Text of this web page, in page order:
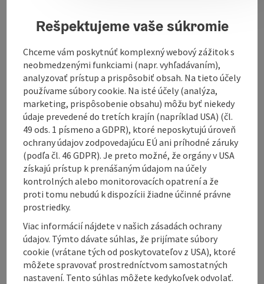
Contact
Opening hours
Equipment
Prices
Arrival
Suitability
Rešpektujeme vaše súkromie
Chceme vám poskytnúť komplexný webový zážitok s
neobmedzenými funkciami (napr. vyhľadávaním),
analyzovať prístup a prispôsobiť obsah. Na tieto účely
používame súbory cookie. Na isté účely (analýza,
marketing, prispôsobenie obsahu) môžu byť niekedy
údaje prevedené do tretích krajín (napríklad USA) (čl.
49 ods. 1 písmeno a GDPR), ktoré neposkytujú úroveň
ochrany údajov zodpovedajúcu EÚ ani príhodné záruky
(podľa čl. 46 GDPR). Je preto možné, že orgány v USA
získajú prístup k prenášaným údajom na účely
kontrolných alebo monitorovacích opatrení a že
proti tomu nebudú k dispozícii žiadne účinné právne
prostriedky.
Viac informácií nájdete v našich zásadách ochrany
údajov. Týmto dávate súhlas, že prijímate súbory
cookie (vrátane tých od poskytovateľov z USA), ktoré
môžete spravovať prostredníctvom samostatných
nastavení. Tento súhlas môžete kedykoľvek odvolať.